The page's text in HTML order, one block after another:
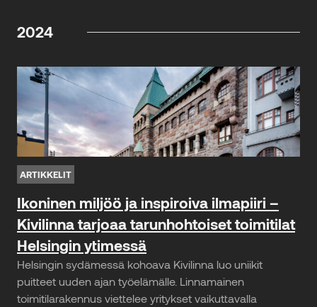
2024
ARTIKKELIT
Ikoninen miljöö ja inspiroiva ilmapiiri –
Kivilinna tarjoaa tarunhohtoiset toimitilat
Helsingin ytimessä
Helsingin sydämessä kohoava Kivilinna luo uniikit
puitteet uuden ajan työelämälle. Linnamainen
toimitilarakennus viettelee yritykset vaikuttavalla